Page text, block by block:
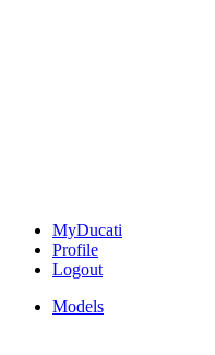
MyDucati
Profile
Logout
Models